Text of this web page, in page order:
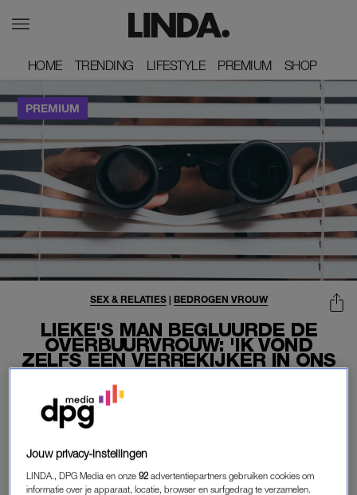
HOME
HOME TRENDING
TRENDING LIFESTYLE
LIFESTYLE PREMIUM
PREMIUM SHOP
SHOP
LIEKE'S MAN BEGLUURDE DE
OVERBUURVROUW: 'IK VOND
ZELFS EEN VERREKIJKER IN ONS
KEUKENKASTJE'
SEX & RELATIES| BEDROGEN VROUW
10-01-2026
LEES VERDER MET
Jouw privacy-instellingen
LINDA., DPG Media en onze92 advertentiepartners gebruiken cookies om
informatie over je apparaat, locatie, browser en surfgedrag te verzamelen.